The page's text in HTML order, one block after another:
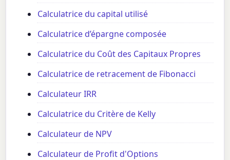
Calculatrice du capital utilisé
Calculatrice d’épargne composée
Calculatrice du Coût des Capitaux Propres
Calculatrice de retracement de Fibonacci
Calculateur IRR
Calculatrice du Critère de Kelly
Calculateur de NPV
Calculateur de Profit d'Options